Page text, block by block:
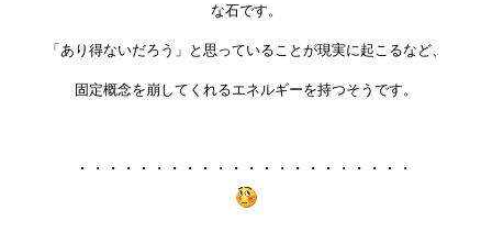
な石です。
「あり得ないだろう」と思っていることが現実に起こるなど、
固定概念を崩してくれるエネルギーを持つそうです。
・・・・・・・・・・・・・・・・・・・・・・